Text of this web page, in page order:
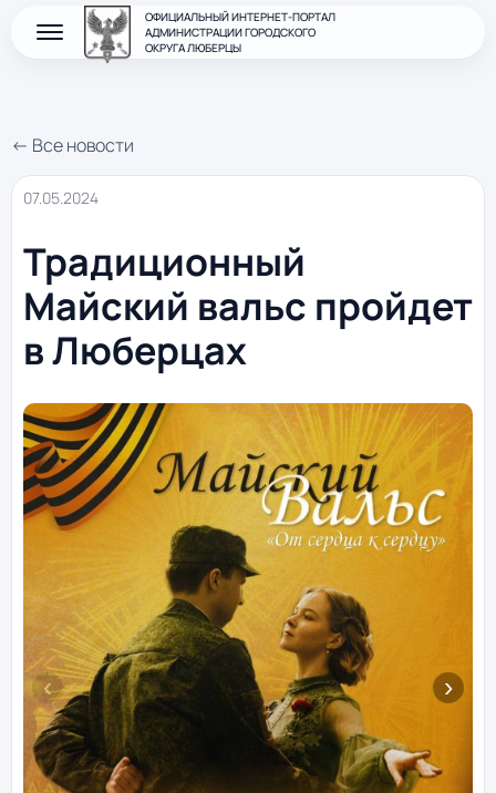
ОФИЦИАЛЬНЫЙ ИНТЕРНЕТ-ПОРТАЛ
АДМИНИСТРАЦИИ ГОРОДСКОГО
ОКРУГА ЛЮБЕРЦЫ
← Все новости
07.05.2024
Традиционный
Майский вальс пройдет
в Люберцах